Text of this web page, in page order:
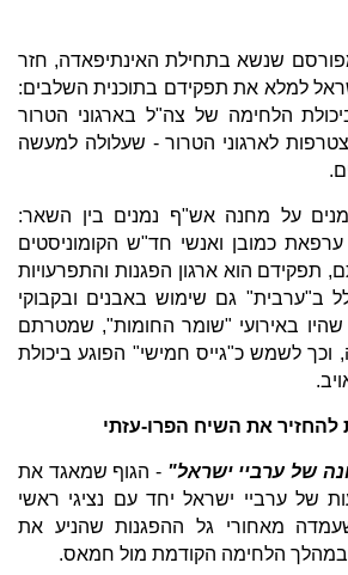
שנשא בתחילת האינתיפאדה, חזר
למלא את תפקידם בתוכנית השלבים:
הלחימה של צה"ל בארגוני הטרור
לארגוני הטרור - שעלולה למעשה
על מחנה אש"ף נמנים בין השאר:
כמובן ואנשי חד"ש הקומוניסטים
תפקידם הוא ארגון הפגנות והתפרעויות
ב"ערבית" גם שימוש באבנים ובקבוקי
באירועי "שומר החומות", שמטרתם
לשמש כ"גייס חמישי" הפוגע ביכולת
את השיח הפרו-עזתי
של ערביי ישראל" - הגוף שמאגד את
של ערביי ישראל יחד עם נציגי ראשי
מאחורי גל ההפגנות שהניע את
הלחימה הקודמת מול חמאס.